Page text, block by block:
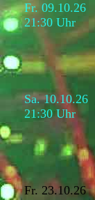
Fr. 09.10.26
21:30 Uhr
Sa. 10.10.26
21:30 Uhr
Fr. 23.10.26